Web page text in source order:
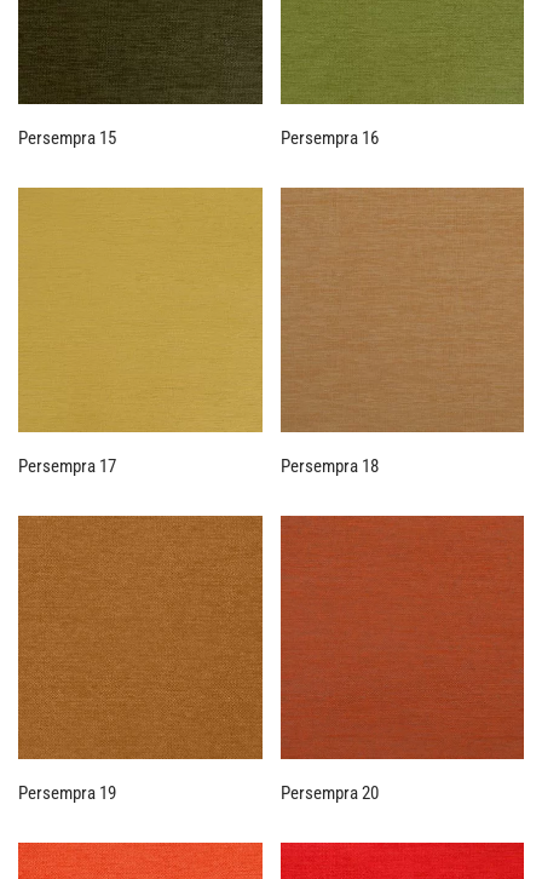
Persempra 15 Persempra 16
Persempra 17 Persempra 18
Persempra 19 Persempra 20